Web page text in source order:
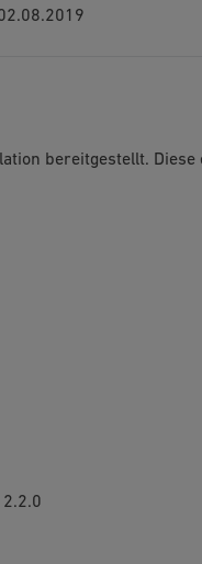
bereitgestellt.
2.2.0